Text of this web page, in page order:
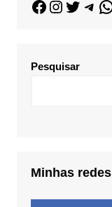
Pesquisar
Minhas redes